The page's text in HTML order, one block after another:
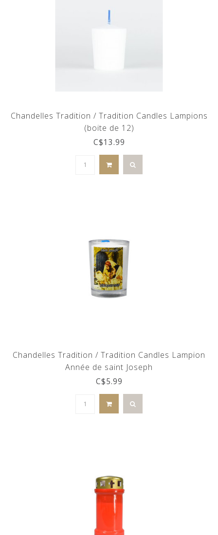
Chandelles Tradition / Tradition Candles Lampions
(boite de 12)
C$13.99
Chandelles Tradition / Tradition Candles Lampion
Année de saint Joseph
C$5.99